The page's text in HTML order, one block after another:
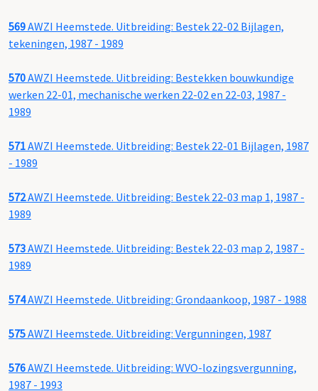
569AWZI Heemstede. Uitbreiding: Bestek 22-02 Bijlagen,
tekeningen, 1987 - 1989
570AWZI Heemstede. Uitbreiding: Bestekken bouwkundige
werken 22-01, mechanische werken 22-02 en 22-03, 1987 -
1989
571AWZI Heemstede. Uitbreiding: Bestek 22-01 Bijlagen, 1987
- 1989
572AWZI Heemstede. Uitbreiding: Bestek 22-03 map 1, 1987 -
1989
573AWZI Heemstede. Uitbreiding: Bestek 22-03 map 2, 1987 -
1989
574AWZI Heemstede. Uitbreiding: Grondaankoop, 1987 - 1988
575AWZI Heemstede. Uitbreiding: Vergunningen, 1987
576AWZI Heemstede. Uitbreiding: WVO-lozingsvergunning,
1987 - 1993